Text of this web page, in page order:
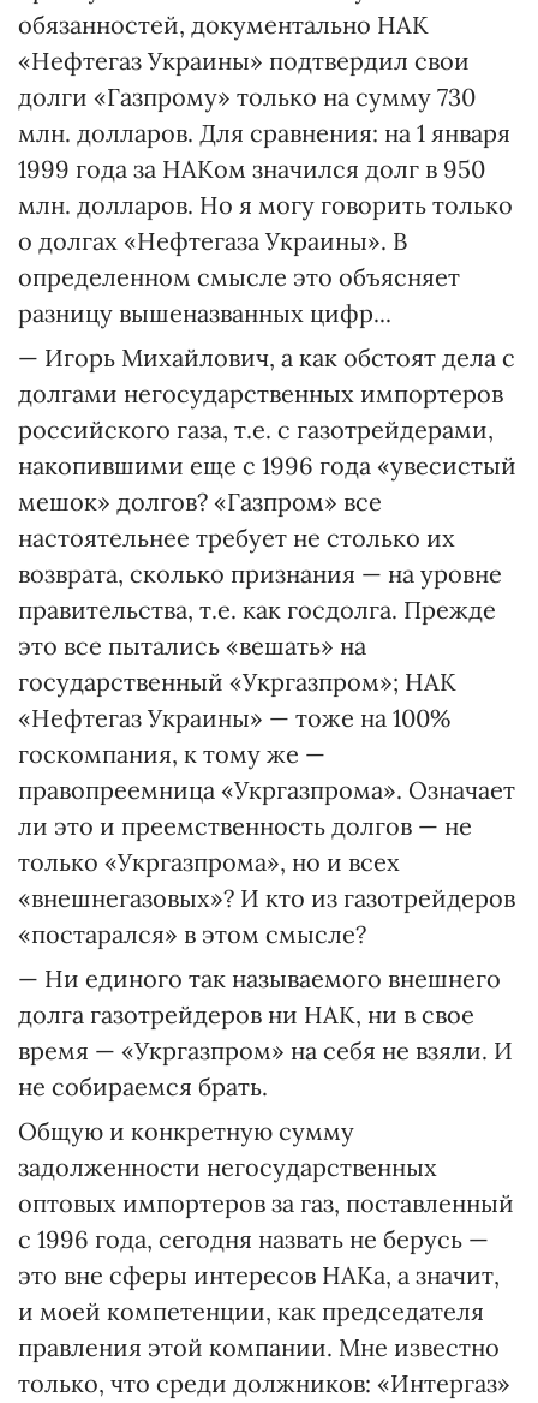
обязанностей, документально НАК
«Нефтегаз Украины» подтвердил свои
долги «Газпрому» только на сумму 730
млн. долларов. Для сравнения: на 1 января
1999 года за НАКом значился долг в 950
млн. долларов. Но я могу говорить только
о долгах «Нефтегаза Украины». В
определенном смысле это объясняет
разницу вышеназванных цифр...
— Игорь Михайлович, а как обстоят дела с
долгами негосударственных импортеров
российского газа, т.е. с газотрейдерами,
накопившими еще с 1996 года «увесистый
мешок» долгов? «Газпром» все
настоятельнее требует не столько их
возврата, сколько признания — на уровне
правительства, т.е. как госдолга. Прежде
это все пытались «вешать» на
государственный «Укргазпром»; НАК
«Нефтегаз Украины» — тоже на 100%
госкомпания, к тому же —
правопреемница «Укргазпрома». Означает
ли это и преемственность долгов — не
только «Укргазпрома», но и всех
«внешнегазовых»? И кто из газотрейдеров
«постарался» в этом смысле?
— Ни единого так называемого внешнего
долга газотрейдеров ни НАК, ни в свое
время — «Укргазпром» на себя не взяли. И
не собираемся брать.
Общую и конкретную сумму
задолженности негосударственных
оптовых импортеров за газ, поставленный
с 1996 года, сегодня назвать не берусь —
это вне сферы интересов НАКа, а значит,
и моей компетенции, как председателя
правления этой компании. Мне известно
только, что среди должников: «Интергаз»